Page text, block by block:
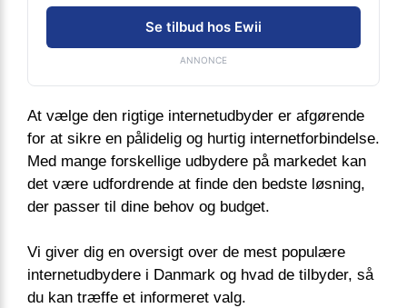
Se tilbud hos Ewii
ANNONCE
At vælge den rigtige internetudbyder er afgørende
for at sikre en pålidelig og hurtig internetforbindelse.
Med mange forskellige udbydere på markedet kan
det være udfordrende at finde den bedste løsning,
der passer til dine behov og budget.
Vi giver dig en oversigt over de mest populære
internetudbydere i Danmark og hvad de tilbyder, så
du kan træffe et informeret valg.